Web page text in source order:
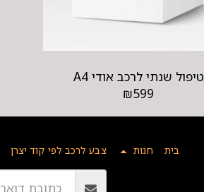
טיפול שנתי לרכב אודי A4
₪599
בית חנות צבע לרכב לפי קוד יצרן